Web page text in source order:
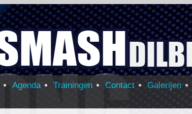
Agenda Trainingen Contact Galerijen